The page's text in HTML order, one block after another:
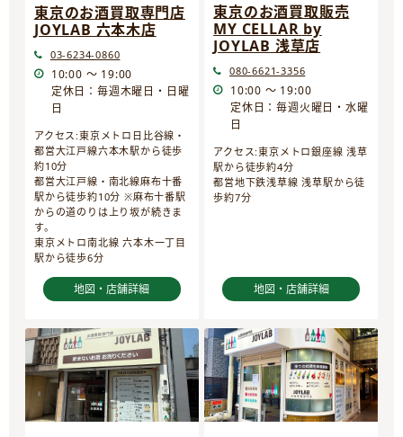
東京のお酒買取専門店
JOYLAB 六本木店
03-6234-0860
10:00 ～ 19:00
定休日：毎週木曜日・日曜
日
アクセス:東京メトロ日比谷線・
都営大江戸線六本木駅から徒歩
約10分
都営大江戸線・南北線麻布十番
駅から徒歩約10分 ※麻布十番駅
からの道のりは上り坂が続きま
す。
東京メトロ南北線 六本木一丁目
駅から徒歩6分
地図・店舗詳細
東京のお酒買取販売
MY CELLAR by
JOYLAB 浅草店
080-6621-3356
10:00 ～ 19:00
定休日：毎週火曜日・水曜
日
アクセス:東京メトロ銀座線 浅草
駅から徒歩約4分
都営地下鉄浅草線 浅草駅から徒
歩約7分
地図・店舗詳細